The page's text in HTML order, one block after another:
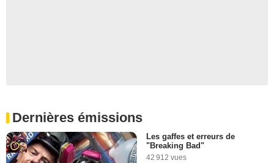
Dernières émissions
Les gaffes et erreurs de
"Breaking Bad"
42 912 vues